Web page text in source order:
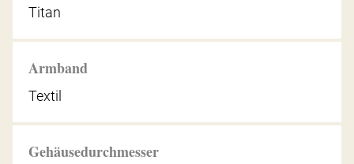
Titan
Armband
Textil
Gehäusedurchmesser